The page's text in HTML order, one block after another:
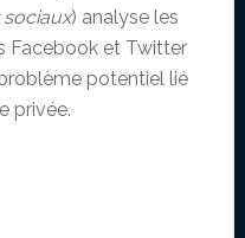
sociaux) analyse les
Facebook et Twitter
potentiel lié
privée.